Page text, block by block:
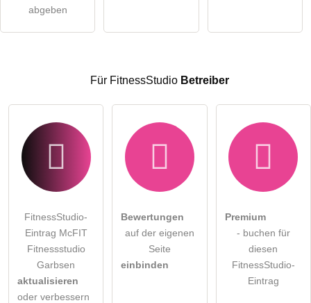
Hinweis:Bitte beachten Sie, öffentliche Fragen sind
abgeben
Für FitnessStudio Betreiber
FitnessStudio-
Eintrag McFIT
Fitnessstudio
Garbsen
aktualisieren
oder verbessern
Bewertungen
auf der eigenen
Seite
einbinden
Premium
- buchen für
diesen
FitnessStudio-
Eintrag